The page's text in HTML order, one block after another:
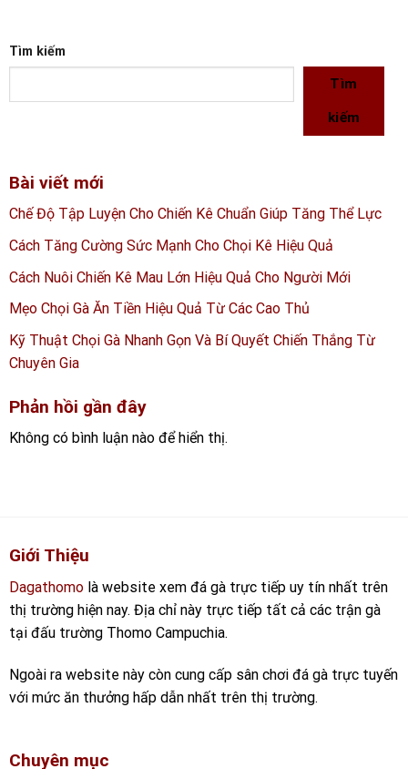
Tìm kiếm
Tìm
kiếm
Bài viết mới
Chế Độ Tập Luyện Cho Chiến Kê Chuẩn Giúp Tăng Thể Lực
Cách Tăng Cường Sức Mạnh Cho Chọi Kê Hiệu Quả
Cách Nuôi Chiến Kê Mau Lớn Hiệu Quả Cho Người Mới
Mẹo Chọi Gà Ăn Tiền Hiệu Quả Từ Các Cao Thủ
Kỹ Thuật Chọi Gà Nhanh Gọn Và Bí Quyết Chiến Thắng Từ
Chuyên Gia
Phản hồi gần đây
Không có bình luận nào để hiển thị.
Giới Thiệu
Dagathomo là website xem đá gà trực tiếp uy tín nhất trên
thị trường hiện nay. Địa chỉ này trực tiếp tất cả các trận gà
tại đấu trường Thomo Campuchia.
Ngoài ra website này còn cung cấp sân chơi đá gà trực tuyến
với mức ăn thưởng hấp dẫn nhất trên thị trường.
Chuyên mục